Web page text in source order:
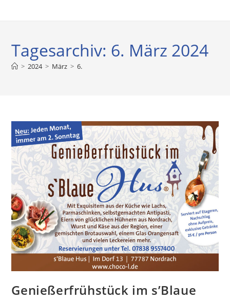
Tagesarchiv: 6. März 2024
> 2024 > März > 6.
Genießerfrühstück im s’Blaue